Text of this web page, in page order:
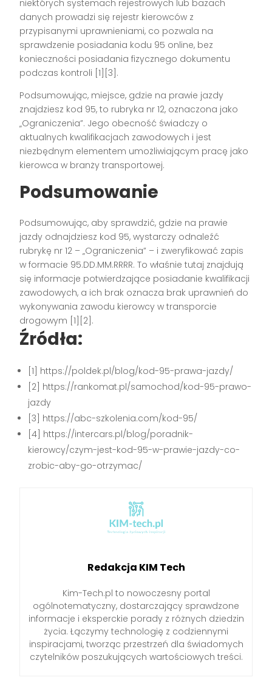
niektórych systemach rejestrowych lub bazach
danych prowadzi się rejestr kierowców z
przypisanymi uprawnieniami, co pozwala na
sprawdzenie posiadania kodu 95 online, bez
konieczności posiadania fizycznego dokumentu
podczas kontroli [1][3].
Podsumowując, miejsce, gdzie na prawie jazdy
znajdziesz kod 95, to rubryka nr 12, oznaczona jako
„Ograniczenia”. Jego obecność świadczy o
aktualnych kwalifikacjach zawodowych i jest
niezbędnym elementem umożliwiającym pracę jako
kierowca w branży transportowej.
Podsumowanie
Podsumowując, aby sprawdzić, gdzie na prawie
jazdy odnajdziesz kod 95, wystarczy odnaleźć
rubrykę nr 12 – „Ograniczenia” – i zweryfikować zapis
w formacie 95.DD.MM.RRRR. To właśnie tutaj znajdują
się informacje potwierdzające posiadanie kwalifikacji
zawodowych, a ich brak oznacza brak uprawnień do
wykonywania zawodu kierowcy w transporcie
drogowym [1][2].
Źródła:
[1] https://poldek.pl/blog/kod-95-prawa-jazdy/
[2] https://rankomat.pl/samochod/kod-95-prawo-
jazdy
[3] https://abc-szkolenia.com/kod-95/
[4] https://intercars.pl/blog/poradnik-
kierowcy/czym-jest-kod-95-w-prawie-jazdy-co-
zrobic-aby-go-otrzymac/
Redakcja KIM Tech
Kim-Tech.pl to nowoczesny portal
ogólnotematyczny, dostarczający sprawdzone
informacje i eksperckie porady z różnych dziedzin
życia. Łączymy technologię z codziennymi
inspiracjami, tworząc przestrzeń dla świadomych
czytelników poszukujących wartościowych treści.